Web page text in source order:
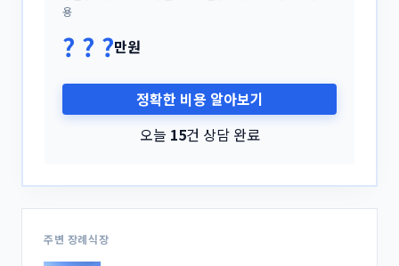
용
? ? ?만원
정확한 비용 알아보기
오늘 15건 상담 완료
주변 장례식장